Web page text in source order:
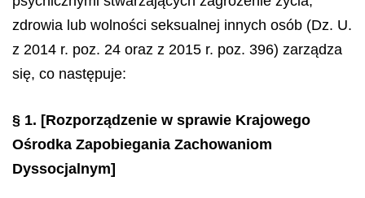
zdrowia lub wolności seksualnej innych osób (Dz. U.
z 2014 r. poz. 24 oraz z 2015 r. poz. 396) zarządza
się, co następuje:
§ 1. [Rozporządzenie w sprawie Krajowego
Ośrodka Zapobiegania Zachowaniom
Dyssocjalnym]